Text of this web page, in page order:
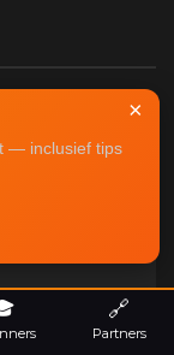
in mining farm
de informatie🔗
Partners
×
— inclusief tips